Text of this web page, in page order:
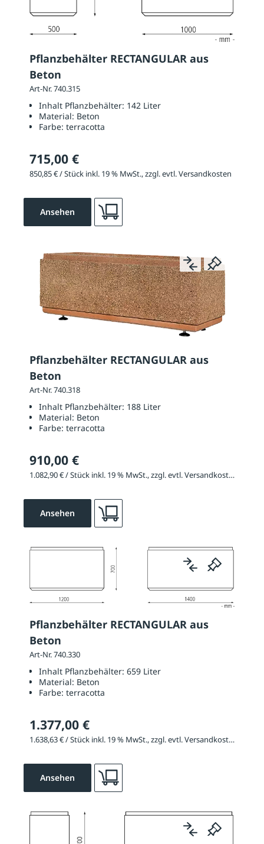
Pflanzbehälter RECTANGULAR aus
Beton
Art-Nr. 740.315
Inhalt Pflanzbehälter: 142 Liter
Material: Beton
Farbe: terracotta
715,00 €
850,85 € / Stück inkl. 19 % MwSt., zzgl. evtl. Versandkosten
Ansehen
Pflanzbehälter RECTANGULAR aus
Beton
Art-Nr. 740.318
Inhalt Pflanzbehälter: 188 Liter
Material: Beton
Farbe: terracotta
910,00 €
1.082,90 € / Stück inkl. 19 % MwSt., zzgl. evtl. Versandkosten
Ansehen
Pflanzbehälter RECTANGULAR aus
Beton
Art-Nr. 740.330
Inhalt Pflanzbehälter: 659 Liter
Material: Beton
Farbe: terracotta
1.377,00 €
1.638,63 € / Stück inkl. 19 % MwSt., zzgl. evtl. Versandkosten
Ansehen